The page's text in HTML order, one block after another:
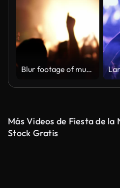
Blur footage of music festival at night club in slow motion
Más Videos de Fiesta de la
Stock Gratis